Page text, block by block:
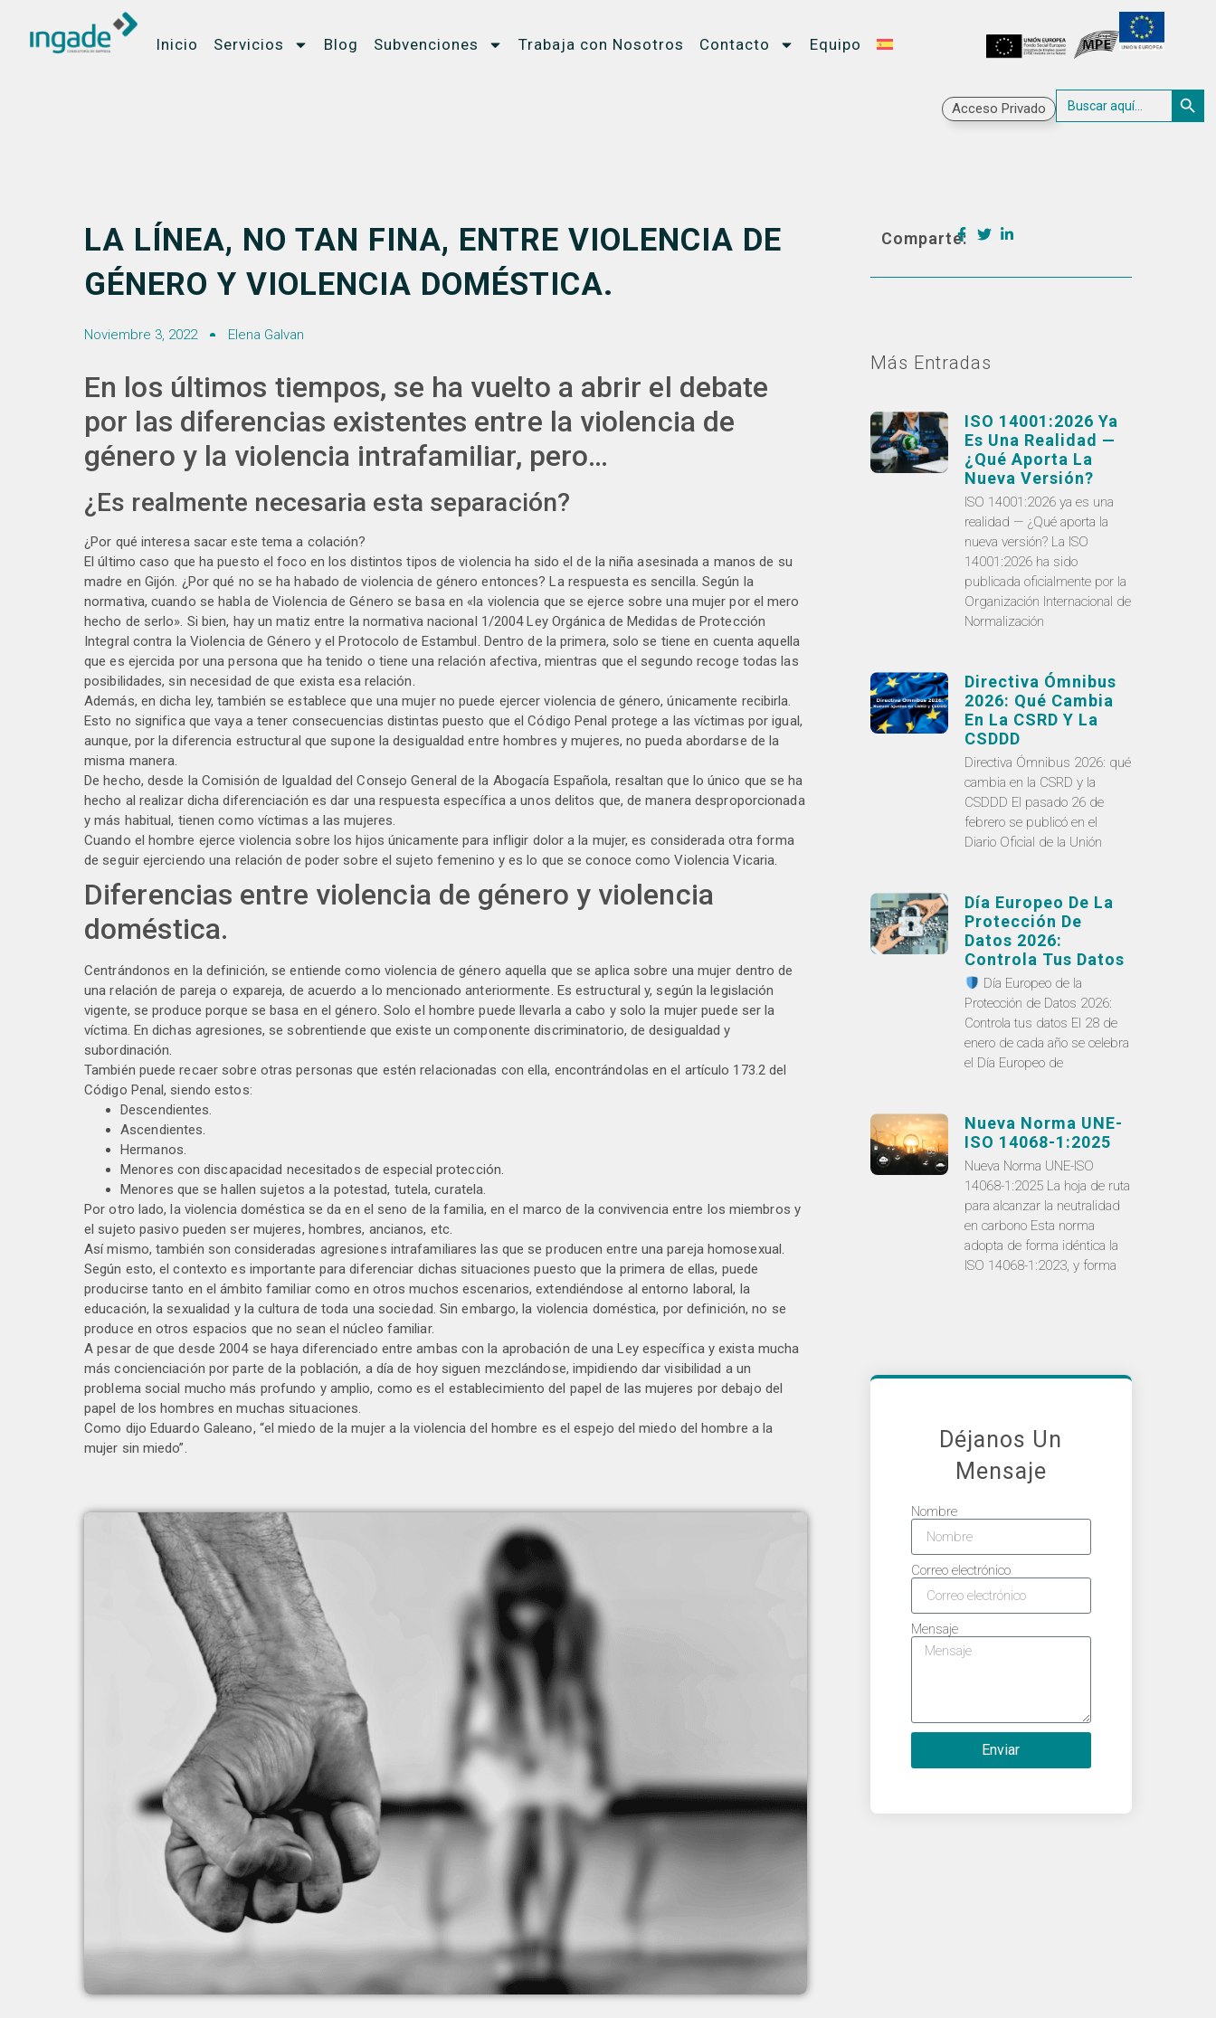
Inicio Servicios Blog Subvenciones Trabaja con Nosotros Contacto Equipo
Acceso Privado
Buscar: Botón
LA LÍNEA, NO TAN FINA, ENTRE VIOLENCIA DE
GÉNERO Y VIOLENCIA DOMÉSTICA.
Noviembre 3, 2022 Elena Galvan
En los últimos tiempos, se ha vuelto a abrir el debate
por las diferencias existentes entre la violencia de
género y la violencia intrafamiliar, pero…
¿Es realmente necesaria esta separación?
¿Por qué interesa sacar este tema a colación?
El último caso que ha puesto el foco en los distintos tipos de violencia ha sido el de la niña asesinada a manos de su
madre en Gijón. ¿Por qué no se ha habado de violencia de género entonces? La respuesta es sencilla. Según la
normativa, cuando se habla de Violencia de Género se basa en «la violencia que se ejerce sobre una mujer por el mero
hecho de serlo». Si bien, hay un matiz entre la normativa nacional 1/2004 Ley Orgánica de Medidas de Protección
Integral contra la Violencia de Género y el Protocolo de Estambul. Dentro de la primera, solo se tiene en cuenta aquella
que es ejercida por una persona que ha tenido o tiene una relación afectiva, mientras que el segundo recoge todas las
posibilidades, sin necesidad de que exista esa relación.
Además, en dicha ley, también se establece que una mujer no puede ejercer violencia de género, únicamente recibirla.
Esto no significa que vaya a tener consecuencias distintas puesto que el Código Penal protege a las víctimas por igual,
aunque, por la diferencia estructural que supone la desigualdad entre hombres y mujeres, no pueda abordarse de la
misma manera.
De hecho, desde la Comisión de Igualdad del Consejo General de la Abogacía Española, resaltan que lo único que se ha
hecho al realizar dicha diferenciación es dar una respuesta específica a unos delitos que, de manera desproporcionada
y más habitual, tienen como víctimas a las mujeres.
Cuando el hombre ejerce violencia sobre los hijos únicamente para infligir dolor a la mujer, es considerada otra forma
de seguir ejerciendo una relación de poder sobre el sujeto femenino y es lo que se conoce como Violencia Vicaria.
Diferencias entre violencia de género y violencia
doméstica.
Centrándonos en la definición, se entiende como violencia de género aquella que se aplica sobre una mujer dentro de
una relación de pareja o expareja, de acuerdo a lo mencionado anteriormente. Es estructural y, según la legislación
vigente, se produce porque se basa en el género. Solo el hombre puede llevarla a cabo y solo la mujer puede ser la
víctima. En dichas agresiones, se sobrentiende que existe un componente discriminatorio, de desigualdad y
subordinación.
También puede recaer sobre otras personas que estén relacionadas con ella, encontrándolas en el artículo 173.2 del
Código Penal, siendo estos:
Descendientes.
Ascendientes.
Hermanos.
Menores con discapacidad necesitados de especial protección.
Menores que se hallen sujetos a la potestad, tutela, curatela.
Por otro lado, la violencia doméstica se da en el seno de la familia, en el marco de la convivencia entre los miembros y
el sujeto pasivo pueden ser mujeres, hombres, ancianos, etc.
Así mismo, también son consideradas agresiones intrafamiliares las que se producen entre una pareja homosexual.
Según esto, el contexto es importante para diferenciar dichas situaciones puesto que la primera de ellas, puede
producirse tanto en el ámbito familiar como en otros muchos escenarios, extendiéndose al entorno laboral, la
educación, la sexualidad y la cultura de toda una sociedad. Sin embargo, la violencia doméstica, por definición, no se
produce en otros espacios que no sean el núcleo familiar.
A pesar de que desde 2004 se haya diferenciado entre ambas con la aprobación de una Ley específica y exista mucha
más concienciación por parte de la población, a día de hoy siguen mezclándose, impidiendo dar visibilidad a un
problema social mucho más profundo y amplio, como es el establecimiento del papel de las mujeres por debajo del
papel de los hombres en muchas situaciones.
Como dijo Eduardo Galeano, “el miedo de la mujer a la violencia del hombre es el espejo del miedo del hombre a la
mujer sin miedo”.
Comparte:
Más Entradas
ISO 14001:2026 Ya
Es Una Realidad —
¿Qué Aporta La
Nueva Versión?
ISO 14001:2026 ya es una
realidad — ¿Qué aporta la
nueva versión? La ISO
14001:2026 ha sido
publicada oficialmente por la
Organización Internacional de
Normalización
Directiva Ómnibus
2026: Qué Cambia
En La CSRD Y La
CSDDD
Directiva Ómnibus 2026: qué
cambia en la CSRD y la
CSDDD El pasado 26 de
febrero se publicó en el
Diario Oficial de la Unión
Día Europeo De La
Protección De
Datos 2026:
Controla Tus Datos
Día Europeo de la
Protección de Datos 2026:
Controla tus datos El 28 de
enero de cada año se celebra
el Día Europeo de
Nueva Norma UNE-
ISO 14068-1:2025
Nueva Norma UNE-ISO
14068-1:2025 La hoja de ruta
para alcanzar la neutralidad
en carbono Esta norma
adopta de forma idéntica la
ISO 14068-1:2023, y forma
Déjanos Un
Mensaje
Nombre
Correo electrónico
Mensaje
Enviar